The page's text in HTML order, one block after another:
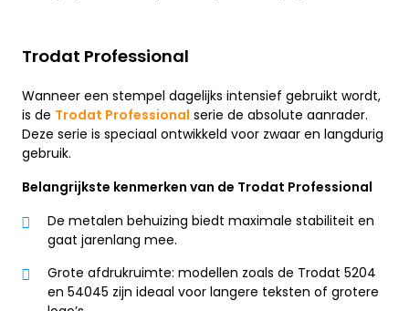
Trodat Professional
Wanneer een stempel dagelijks intensief gebruikt wordt,
is de Trodat Professional serie de absolute aanrader.
Deze serie is speciaal ontwikkeld voor zwaar en langdurig
gebruik.
Belangrijkste kenmerken van de Trodat Professional
De metalen behuizing biedt maximale stabiliteit en
gaat jarenlang mee.
Grote afdrukruimte: modellen zoals de Trodat 5204
en 54045 zijn ideaal voor langere teksten of grotere